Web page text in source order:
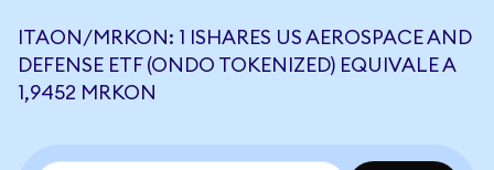
ITAON/MRKON: 1 ISHARES US AEROSPACE AND
DEFENSE ETF (ONDO TOKENIZED) EQUIVALE A
1,9452 MRKON